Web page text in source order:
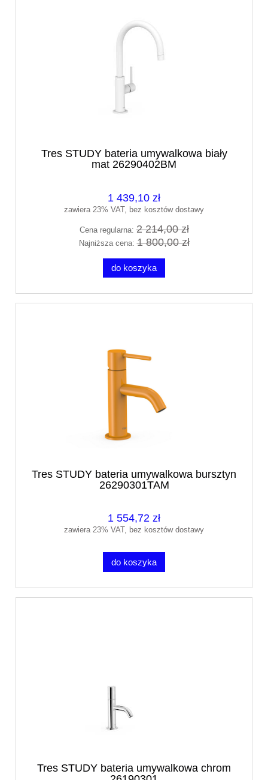
Tres STUDY bateria umywalkowa biały
mat 26290402BM
1 439,10 zł
zawiera 23% VAT, bez kosztów dostawy
Cena regularna:2 214,00 zł
Najniższa cena:1 800,00 zł
do koszyka
Tres STUDY bateria umywalkowa bursztyn
26290301TAM
1 554,72 zł
zawiera 23% VAT, bez kosztów dostawy
do koszyka
Tres STUDY bateria umywalkowa chrom